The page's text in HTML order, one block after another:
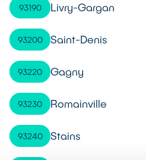
93190 Livry-Gargan
93200 Saint-Denis
93220 Gagny
93230 Romainville
93240 Stains